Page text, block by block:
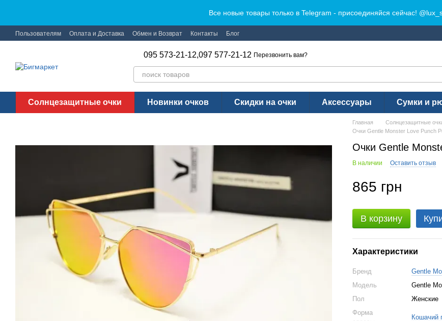
Все новые товары только в Telegram - присоединяйся сейчас!
Пользователям Оплата и Доставка Обмен и Возврат Контакты Блог
095 573-21-12,097 577-21-12 Перезвонить вам?
Солнцезащитные очки Новинки очков Скидки на очки Аксессуары Сумки и
Главная Солнцезащитные
Очки Gentle Monster Love Punch
Очки Gentle
В наличии Оставить отзыв
865 грн
В корзину
Характеристики
Бренд
Gentle
Модель
Gentle
Пол
Женские
Форма
Кошачий